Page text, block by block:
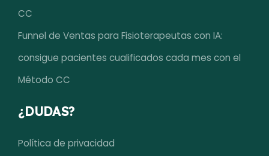
CC
Funnel de Ventas para Fisioterapeutas con IA:
consigue pacientes cualificados cada mes con el
Método CC
¿DUDAS?
Política de privacidad